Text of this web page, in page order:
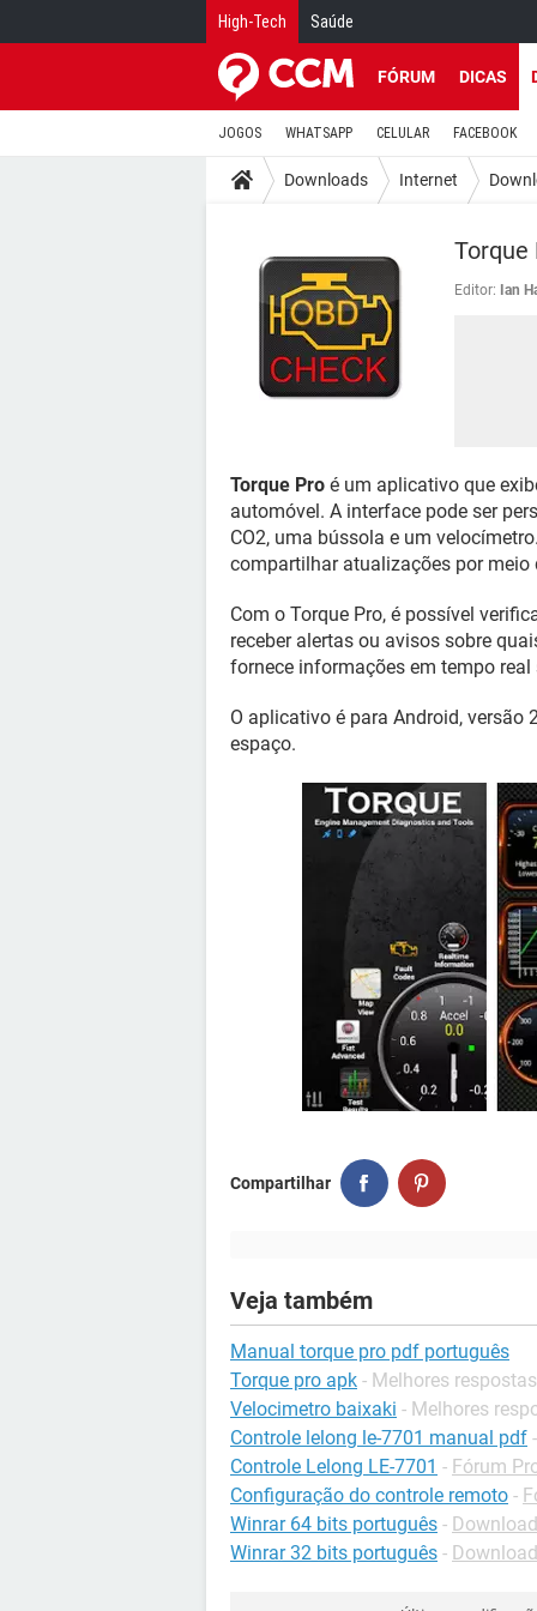
High-Tech Saúde
FÓRUM DICAS
JOGOS WHATSAPP CELULAR FACEBOOK
Downloads Internet
Torque
Editor: Ian
Torque Pro é um aplicativo que
automóvel. A interface pode ser
CO2, uma bússola e um
compartilhar atualizações por meio
Com o Torque Pro, é possível
receber alertas ou avisos sobre
fornece informações em tempo
O aplicativo é para Android, versão
espaço.
Compartilhar
Veja também
Manual torque pro pdf português
Torque pro apk - Melhores respostas
Velocimetro baixaki - Melhores
Controle lelong le-7701 manual pdf -
Controle Lelong LE-7701 - Fórum
Configuração do controle remoto -
Winrar 64 bits português -
Winrar 32 bits português -